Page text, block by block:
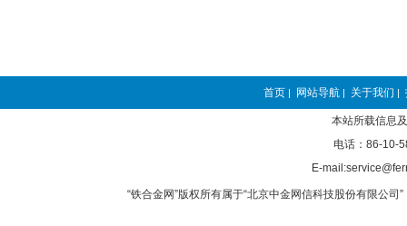
首页 | 网站导航 | 关于我们 |
本站所载信息
电话：86-10-
E-
“铁合金网”版权所有属于“北京中金网信科技股份有限公司